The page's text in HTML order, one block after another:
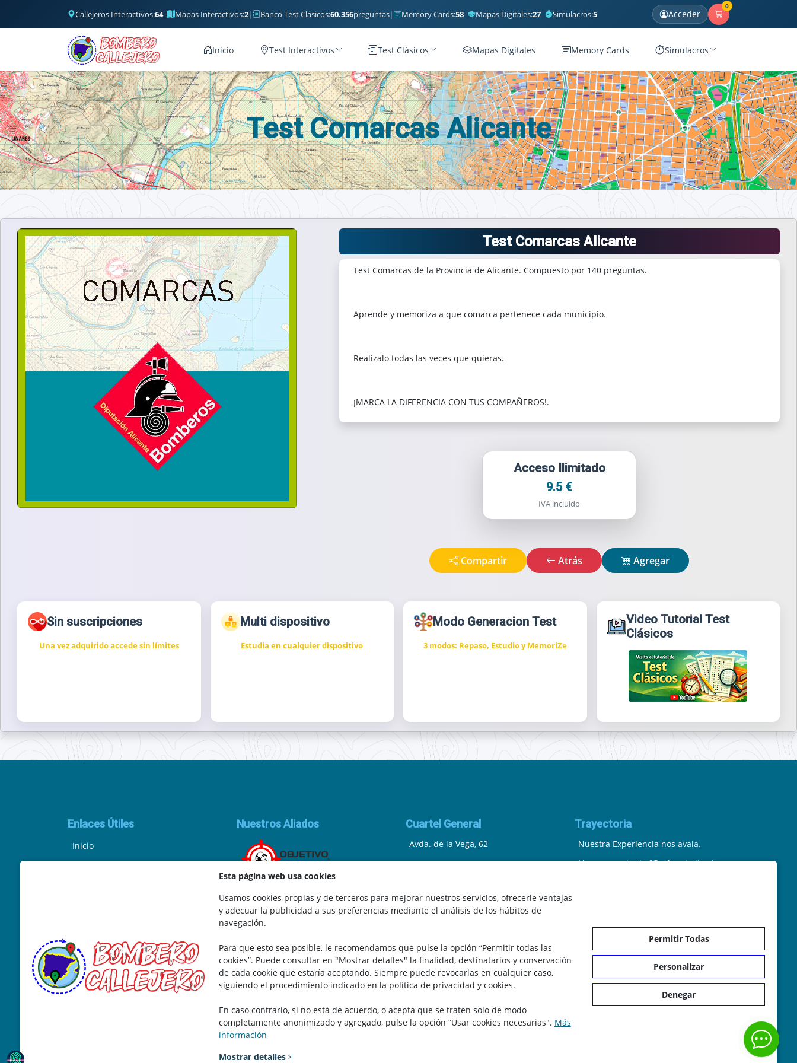
Callejeros Interactivos:64| Mapas Interactivos:2| Banco Test Clásicos:60.356preguntas| Memory Cards:58| Mapas Digitales:27| Simulacros:5 Acceder
0
Inicio Test Interactivos Test Clásicos Mapas Digitales Memory Cards Simulacros
Test Comarcas Alicante
Test Comarcas Alicante
Test Comarcas de la Provincia de Alicante. Compuesto por 140 preguntas.
Aprende y memoriza a que comarca pertenece cada municipio.
Realizalo todas las veces que quieras.
¡MARCA LA DIFERENCIA CON TUS COMPAÑEROS!.
Acceso Ilimitado
9.5 €
IVA incluido
Compartir Atrás Agregar
Sin suscripciones
Una vez adquirido accede sin límites
Multi dispositivo
Estudia en cualquier dispositivo
Modo Generacion Test
3 modos: Repaso, Estudio y MemoriZe
Video Tutorial Test
Clásicos
Esta página web usa cookies
Usamos cookies propias y de terceros para mejorar nuestros servicios, ofrecerle ventajas
y adecuar la publicidad a sus preferencias mediante el análisis de los hábitos de
navegación.
Para que esto sea posible, le recomendamos que pulse la opción “Permitir todas las
cookies”. Puede consultar en "Mostrar detalles" la finalidad, destinatarios y conservación
de cada cookie que estaría aceptando. Siempre puede revocarlas en cualquier caso,
siguiendo el procedimiento indicado en la política de privacidad y cookies.
En caso contrario, si no está de acuerdo, o acepta que se traten solo de modo
completamente anonimizado y agregado, pulse la opción “Usar cookies necesarias". Más
información
Mostrar detalles
Permitir Todas
Personalizar
Denegar
Enlaces Útiles
Inicio
Marketing y Soporte
Nuestros Aliados Cuartel General
Avda. de la Vega, 62
España
Email: bomberocallejero@gmail.com
Trayectoria
Nuestra Experiencia nos avala.
Llevamos más de 25 años dedicados
¡Rechaza Imitaciones!, equipo
humano y soporte real detrás de la
plataforma.
© Copyright 2026 - Bombero Callejero. Todos los derechos reservados